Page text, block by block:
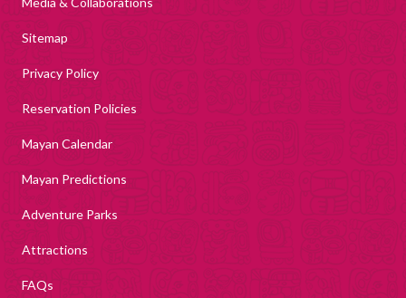
Sitemap
Privacy Policy
Reservation Policies
Mayan Calendar
Mayan Predictions
Adventure Parks
Attractions
FAQs